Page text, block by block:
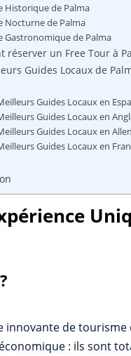
Historique de Palma
Nocturne de Palma
Gastronomique de Palma
réserver un Free Tour à
Guides Locaux de
Guides Locaux en
Guides Locaux en
Guides Locaux en
Guides Locaux en
de
: ils sont